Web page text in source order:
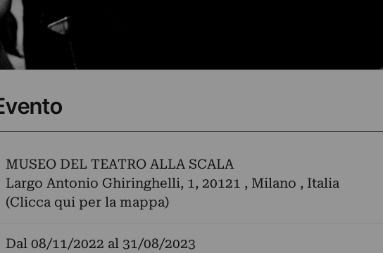
MUSEO DEL TEATRO ALLA SCALA
Largo Antonio Ghiringhelli, 1, 20121 , Milano , Italia
(Clicca qui per la mappa)
Dal 08/11/2022 al 31/08/2023